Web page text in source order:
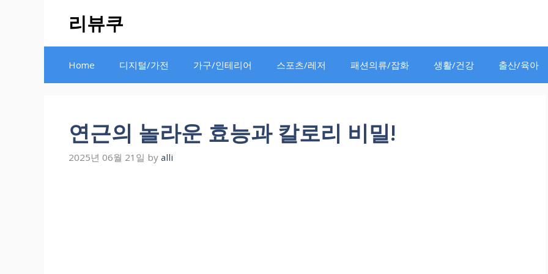
리뷰쿠
Home 디지털/가전 가구/인테리어 스포츠/레저 패션의류/잡화 생활/건강 출산/육아
연근의 놀라운 효능과 칼로리 비밀!
2025년 06월 21일 by alli